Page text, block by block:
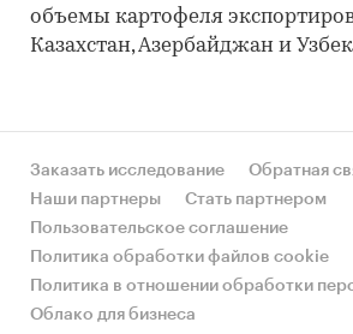
объемы картофеля
Казахстан, Азербайджан и
Заказать исследование
Обратная
Наши партнеры
Стать партнером
Пользовательское соглашение
Политика обработки файлов cookie
Политика в отношении обработки
Облако для бизнеса